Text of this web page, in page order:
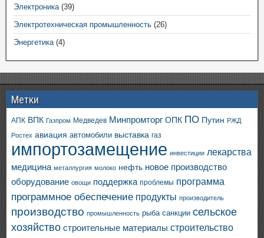
Электроника(39)
Электротехническая промышленность (26)
Энергетика(4)
Метки
АПК ВПК Газпром Медведев Минпромторг ОПК ПО Путин РЖД
Ростех авиация автомобили выставка газ
импортозамещение инвестиции лекарства
медицина металлургия молоко нефть новое производство
оборудование овощи поддержка проблемы программа
программное обеспечение продукты производитель
производство промышленность рыба санкции сельское
хозяйство строительные материалы строительство